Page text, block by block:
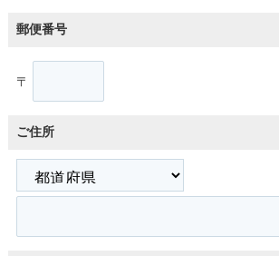
郵便番号
〒
ご住所